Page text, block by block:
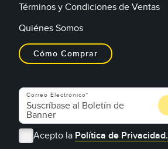
Términos y Condiciones de Ventas
Quiénes Somos
Cómo Comprar
Correo Electrónico
Acepto la Política de Privacidad.